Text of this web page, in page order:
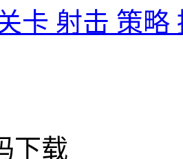
卡 射击 策略
下载